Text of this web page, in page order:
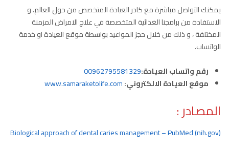
يمكنك التواصل مباشرة مع كادر العيادة المتخصص من حول العالم. و
الاستفادة من برامجنا الغذائية المتخصصة في علاج الامراض المزمنة
المختلفة ، و ذلك من خلال حجز المواعيد بواسطة موقع العيادة او خدمة
الواتساب.
رقم واتساب العيادة:00962795581329
موقع العيادة الالكتروني:www.samaraketolife.com
المصادر :
Biological approach of dental caries management – PubMed (nih.gov)